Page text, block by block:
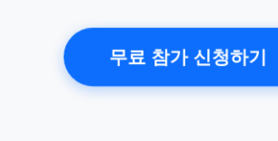
무료 참가 신청하기